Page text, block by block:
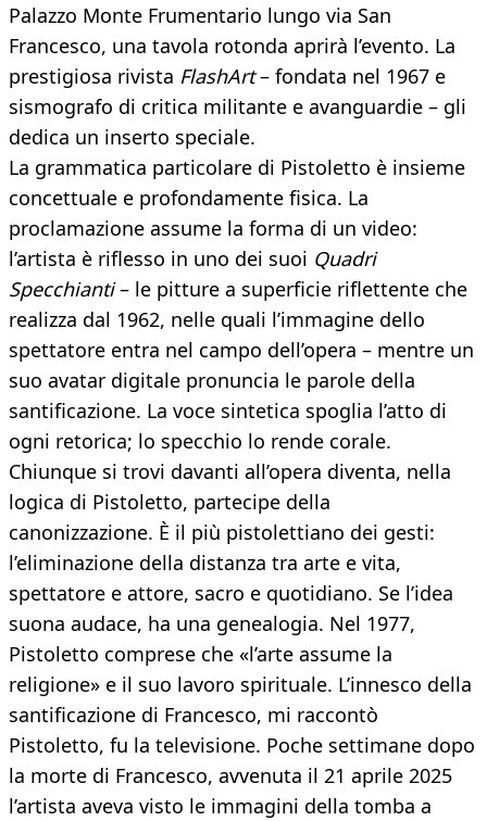
Palazzo Monte Frumentario lungo via San
Francesco, una tavola rotonda aprirà l’evento. La
prestigiosa rivista FlashArt– fondata nel 1967 e
sismografo di critica militante e avanguardie – gli
dedica un inserto speciale.
La grammatica particolare di Pistoletto è insieme
concettuale e profondamente fisica. La
proclamazione assume la forma di un video:
l’artista è riflesso in uno dei suoi Quadri
Specchianti– le pitture a superficie riflettente che
realizza dal 1962, nelle quali l’immagine dello
spettatore entra nel campo dell’opera – mentre un
suo avatar digitale pronuncia le parole della
santificazione. La voce sintetica spoglia l’atto di
ogni retorica; lo specchio lo rende corale.
Chiunque si trovi davanti all’opera diventa, nella
logica di Pistoletto, partecipe della
canonizzazione. È il più pistolettiano dei gesti:
l’eliminazione della distanza tra arte e vita,
spettatore e attore, sacro e quotidiano. Se l’idea
suona audace, ha una genealogia. Nel 1977,
Pistoletto comprese che «l’arte assume la
religione» e il suo lavoro spirituale. L’innesco della
santificazione di Francesco, mi raccontò
Pistoletto, fu la televisione. Poche settimane dopo
la morte di Francesco, avvenuta il 21 aprile 2025
l’artista aveva visto le immagini della tomba a